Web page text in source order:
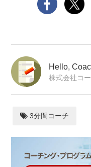
Hello,
株式会社コ
3分間コーチ